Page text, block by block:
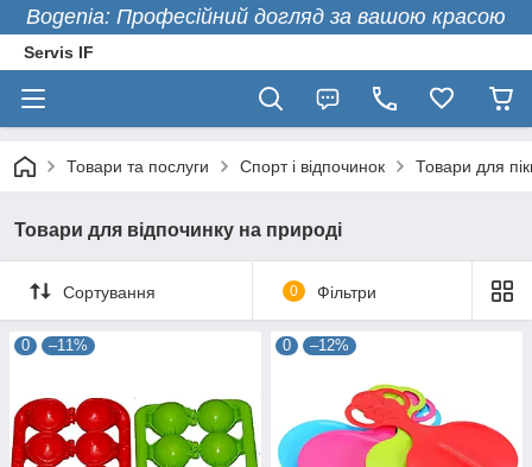
Bogenia: Професійний догляд за вашою красою
Servis IF
Товари та послуги Спорт і відпочинок Товари для
Товари для відпочинку на природі
Сортування 0 Фільтри
0 –11% 0 –12%